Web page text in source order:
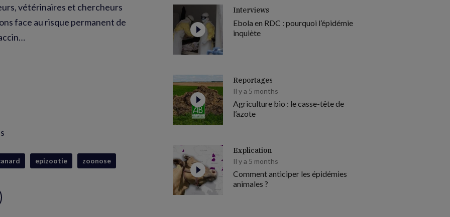
vétérinaires et chercheurs
face au risque permanent de
epizootie zoonose
Interviews
Ebola en RDC : pourquoi l’épidémie
inquiète
Reportages
Il y a 5 months
Agriculture bio : le casse-tête de
l’azote
Explication
Il y a 5 months
Comment anticiper les épidémies
animales ?